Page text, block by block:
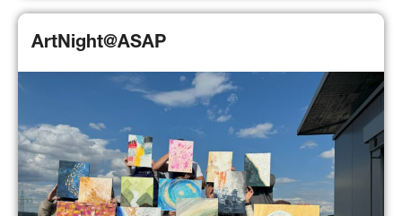
ArtNight@ASAP